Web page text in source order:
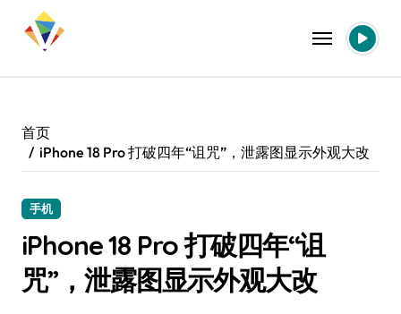
首页
iPhone 18 Pro 打破四年“诅咒”，泄露图显示外观大改
手机
iPhone 18 Pro 打破四年“诅
咒”，泄露图显示外观大改